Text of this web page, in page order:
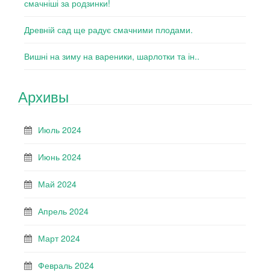
смачніші за родзинки!
Древній сад ще радує смачними плодами.
Вишні на зиму на вареники, шарлотки та ін..
Архивы
Июль 2024
Июнь 2024
Май 2024
Апрель 2024
Март 2024
Февраль 2024